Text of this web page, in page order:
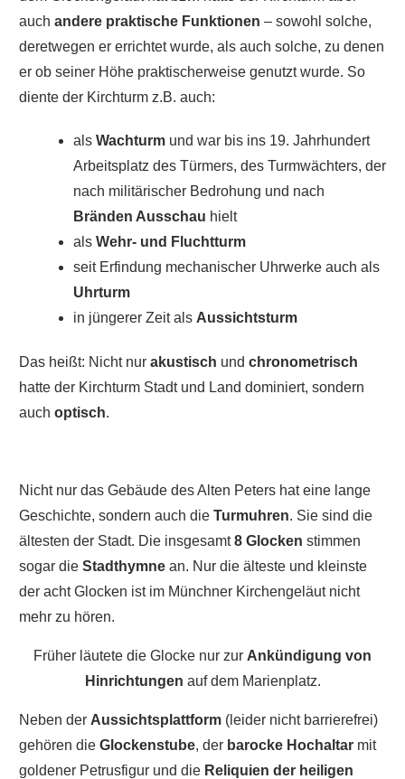
auch andere praktische Funktionen – sowohl solche,
deretwegen er errichtet wurde, als auch solche, zu denen
er ob seiner Höhe praktischerweise genutzt wurde. So
diente der Kirchturm z.B. auch:
als Wachturm und war bis ins 19. Jahrhundert
Arbeitsplatz des Türmers, des Turmwächters, der
nach militärischer Bedrohung und nach
Bränden Ausschau hielt
als Wehr- und Fluchtturm
seit Erfindung mechanischer Uhrwerke auch als
Uhrturm
in jüngerer Zeit als Aussichtsturm
Das heißt: Nicht nur akustisch und chronometrisch
hatte der Kirchturm Stadt und Land dominiert, sondern
auch optisch.
Nicht nur das Gebäude des Alten Peters hat eine lange
Geschichte, sondern auch die Turmuhren. Sie sind die
ältesten der Stadt. Die insgesamt8 Glocken stimmen
sogar die Stadthymne an. Nur die älteste und kleinste
der acht Glocken ist im Münchner Kirchengeläut nicht
mehr zu hören.
Früher läutete die Glocke nur zur Ankündigung von
Hinrichtungen auf dem Marienplatz.
Neben der Aussichtsplattform (leider nicht barrierefrei)
gehören die Glockenstube, der barocke Hochaltar mit
goldener Petrusfigur und die Reliquien der heiligen